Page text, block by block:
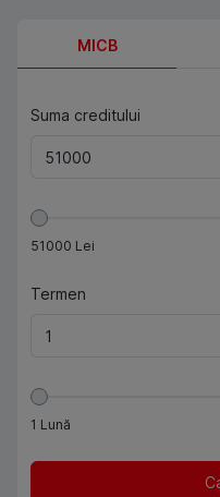
MICB
Suma creditului
51000 Lei
Termen
1 Lună